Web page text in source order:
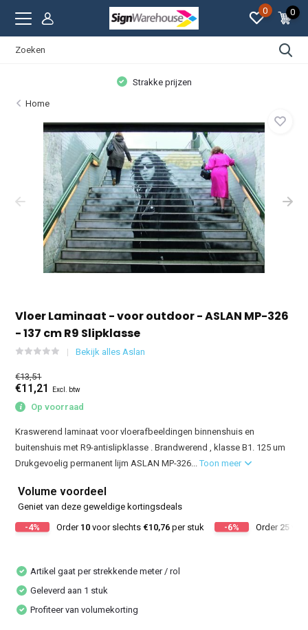
0 0
Strakke prijzen
Home
Vloer Laminaat - voor outdoor - ASLAN MP-326
- 137 cm R9 Slipklasse
Bekijk alles Aslan
€13,51
€11,21 Excl. btw
Op voorraad
Kraswerend laminaat voor vloerafbeeldingen binnenshuis en
buitenshuis met R9-antislipklasse . Brandwerend , klasse B1. 125 um
Drukgevoelig permanent lijm ASLAN MP-326...Toon meer
Volume voordeel
Geniet van deze geweldige kortingsdeals
-4%
Order 10 voor slechts €10,76 per stuk -6% Order 25
Artikel gaat per strekkende meter / rol
Geleverd aan 1 stuk
Profiteer van volumekorting